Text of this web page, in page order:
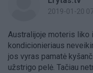
2019-01-20
Australijoje moteris liko
kondicionieriaus
jos vyras pamatė
užstrigo pelė. Tačiau